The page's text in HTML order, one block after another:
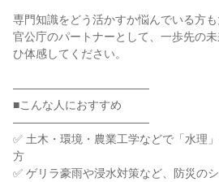
専門知識をどう活かすか悩んでいる方も
官公庁のパートナーとして、一歩先の
ひ体感してください。
――――――――――――
■こんな人におすすめ
――――――――――――
✅ 土木・環境・農業工学などで「水理
方
✅ ゲリラ豪雨や浸水対策など、防災の